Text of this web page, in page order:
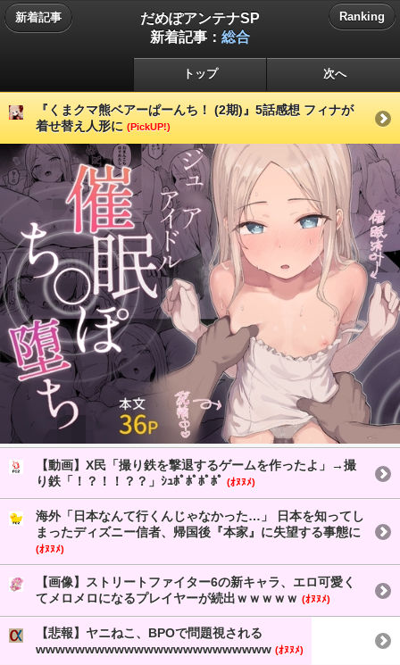
新着記事
だめぽアンテナSP
新着記事： 総合
Ranking
トップ 次へ
『くまクマ熊ベアーぱーんち！ (2期)』5話感想 フィナが
着せ替え人形に (PickUP!)
【動画】X民「撮り鉄を撃退するゲームを作ったよ」→撮
り鉄「！？！！？？」ｼｭﾎﾟﾎﾟﾎﾟﾎﾟ (ｵﾇﾇﾒ)
海外「日本なんて行くんじゃなかった…」 日本を知ってし
まったディズニー信者、帰国後『本家』に失望する事態に
(ｵﾇﾇﾒ)
【画像】ストリートファイター6の新キャラ、エロ可愛く
てメロメロになるプレイヤーが続出ｗｗｗｗｗ (ｵﾇﾇﾒ)
【悲報】ヤニねこ、BPOで問題視される
wwwwwwwwwwwwwwwwwwwwwwww (ｵﾇﾇﾒ)